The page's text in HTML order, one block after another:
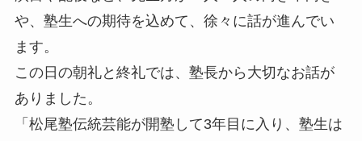
や、塾生への期待を込めて、徐々に話が進んでい
ます。
この日の朝礼と終礼では、塾長から大切なお話が
ありました。
「松尾塾伝統芸能が開塾して3年目に入り、塾生は